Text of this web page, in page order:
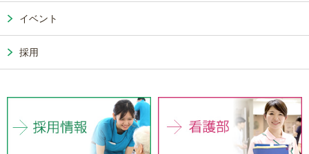
イベント
採用